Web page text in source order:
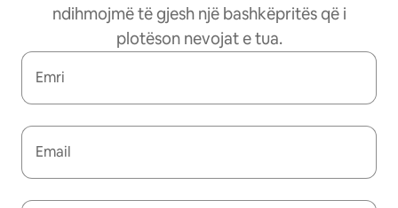
ndihmojmë të gjesh një bashkëpritës që i
plotëson nevojat e tua.
Emri
Email